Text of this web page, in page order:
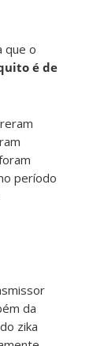
que o
é de
período
da
zika